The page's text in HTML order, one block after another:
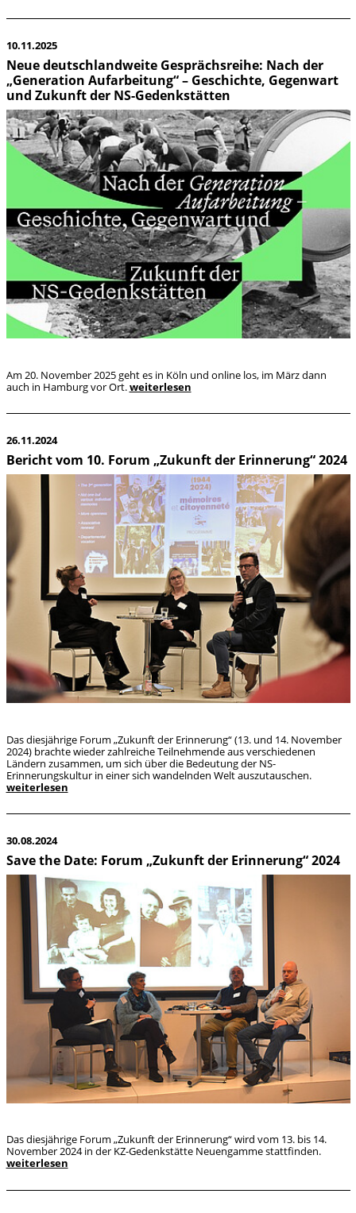
10.11.2025
Neue deutschlandweite Gesprächsreihe: Nach der
„Generation Aufarbeitung“ – Geschichte, Gegenwart
und Zukunft der NS-Gedenkstätten
Am 20. November 2025 geht es in Köln und online los, im März dann
auch in Hamburg vor Ort.weiterlesen
26.11.2024
Bericht vom 10. Forum „Zukunft der Erinnerung“ 2024
Das diesjährige Forum „Zukunft der Erinnerung“ (13. und 14. November
2024) brachte wieder zahlreiche Teilnehmende aus verschiedenen
Ländern zusammen, um sich über die Bedeutung der NS-
Erinnerungskultur in einer sich wandelnden Welt auszutauschen.
weiterlesen
30.08.2024
Save the Date: Forum „Zukunft der Erinnerung“ 2024
Das diesjährige Forum „Zukunft der Erinnerung“ wird vom 13. bis 14.
November 2024 in der KZ-Gedenkstätte Neuengamme stattfinden.
weiterlesen